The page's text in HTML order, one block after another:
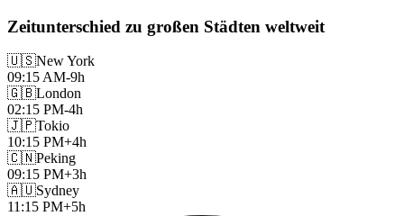
Zeitunterschied zu großen Städten weltweit
🇺🇸New York
09:15 AM-9h
🇬🇧London
02:15 PM-4h
🇯🇵Tokio
10:15 PM+4h
🇨🇳Peking
09:15 PM+3h
🇦🇺Sydney
11:15 PM+5h